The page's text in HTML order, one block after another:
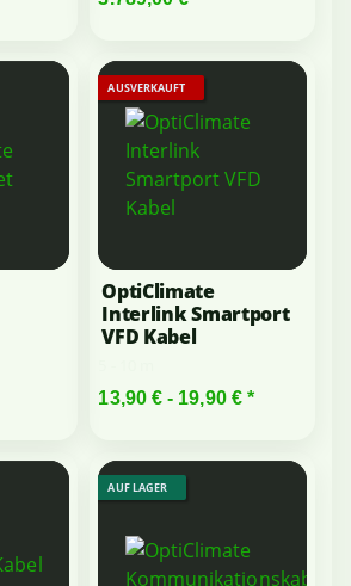
AUSVERKAUFT
OptiClimate
Interlink Smartport
VFD Kabel
13,90 € - 19,90 € *
AUF LAGER